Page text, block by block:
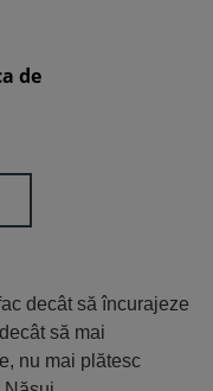
de
decât să încurajeze
să mai
nu mai plătesc